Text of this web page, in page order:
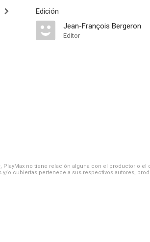
Edición
Jean-François Bergeron
Editor
no tiene relación alguna con el productor o el
o cubiertas pertenece a sus respectivos autores,